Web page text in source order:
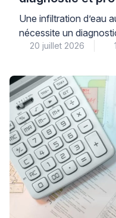
contacter
Une infiltration d’eau
nécessite un
précisément son
selon la cause
d’humidité, la rapidité
l’aggravation des
tranquillité à long
dans […]
20 juillet 2026